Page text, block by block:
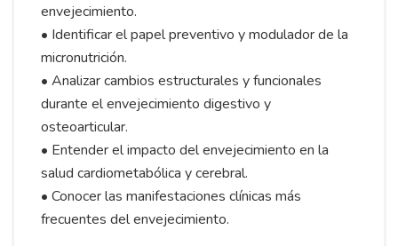
envejecimiento.
• Identificar el papel preventivo y modulador de la
micronutrición.
• Analizar cambios estructurales y funcionales
durante el envejecimiento digestivo y
osteoarticular.
• Entender el impacto del envejecimiento en la
salud cardiometabólica y cerebral.
• Conocer las manifestaciones clínicas más
frecuentes del envejecimiento.